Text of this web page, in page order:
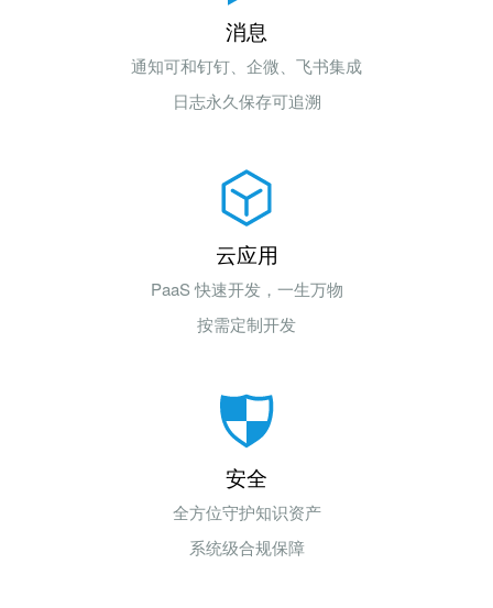
消息
通知可和钉钉、企微、飞书集成
日志永久保存可追溯
云应用
PaaS 快速开发，一生万物
按需定制开发
安全
全方位守护知识资产
系统级合规保障